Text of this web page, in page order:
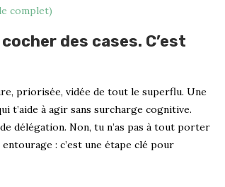
complet)
des cases. C’est
priorisée, vidée de tout le superflu. Une
t’aide à agir sans surcharge cognitive.
délégation. Non, tu n’as pas à tout porter
: c’est une étape clé pour